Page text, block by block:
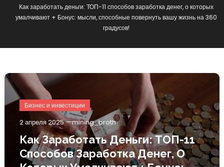
Как заработать деньги: ТОП-11 способов заработка денег, о которых
умалчивают + Бонус: мысли, способные повернуть вашу жизнь на 360
градусов!
Бизнес и инвестиции
2 апреля 2025 mining_broth
Как Заработать Деньги: ТОП-11
Способов Заработка Денег, О